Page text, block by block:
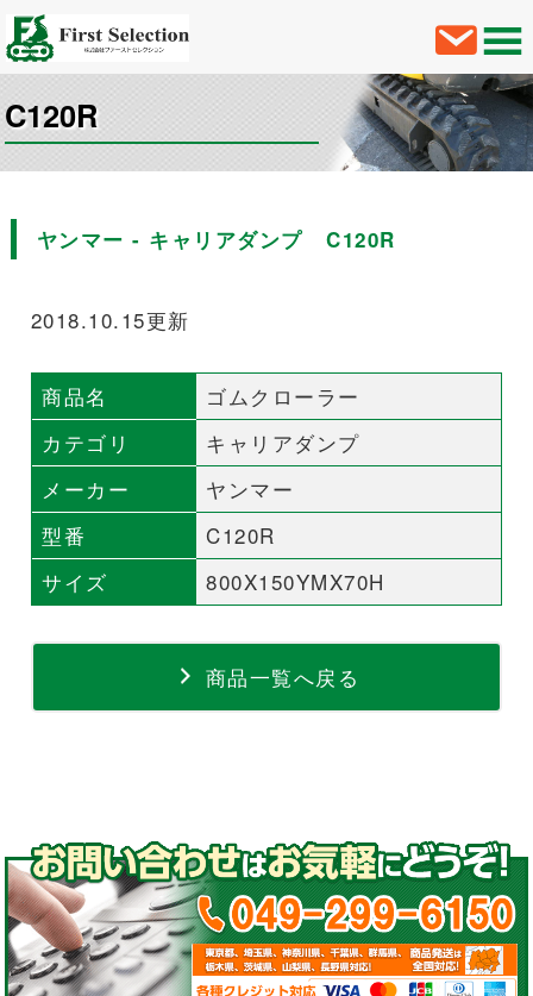
C120R
ヤンマー - キャリアダンプ C120R
2018.10.15更新
商品名
ゴムクローラー
カテゴリ
キャリアダンプ
メーカー
ヤンマー
型番
C120R
サイズ
800X150YMX70H
商品一覧へ戻る